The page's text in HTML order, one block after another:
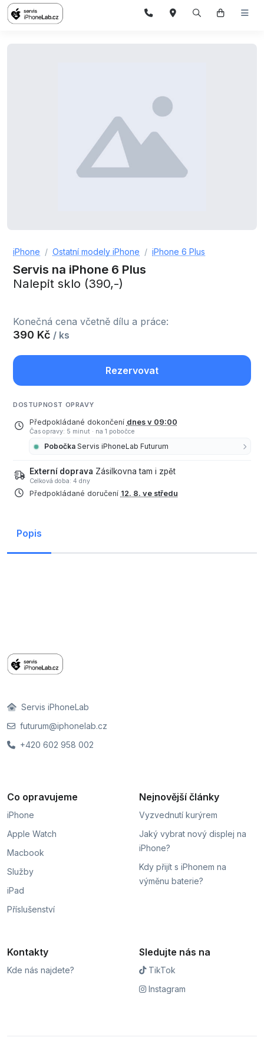
iPhone Ostatní modely iPhone iPhone 6 Plus
Servis na iPhone 6 Plus
Nalepit sklo (390,-)
Konečná cena včetně dílu a práce:
390 Kč / ks
Rezervovat
DOSTUPNOST OPRAVY
Předpokládané dokončení dnes v 09:00
Čas opravy: 5 minut · na 1 pobočce
Pobočka Servis iPhoneLab Futurum
Externí doprava Zásilkovna tam i zpět
Celková doba: 4 dny
Předpokládané doručení 12. 8. ve středu
Popis
Servis iPhoneLab
futurum@iphonelab.cz
+420 602 958 002
Co opravujeme
iPhone
Apple Watch
Macbook
Služby
iPad
Příslušenství
Nejnovější články
Vyzvednutí kurýrem
Jaký vybrat nový displej na
iPhone?
Kdy přijít s iPhonem na
výměnu baterie?
Kontakty
Kde nás najdete?
Sledujte nás na
TikTok
Instagram